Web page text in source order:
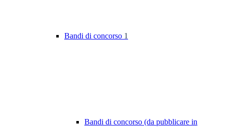
Bandi di concorso 1
Bandi di concorso (da pubblicare in